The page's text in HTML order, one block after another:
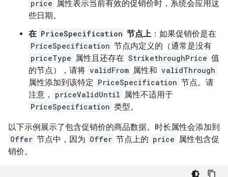
price 属性表示当前有效的促销价时，系统会应用这
些日期。
在 PriceSpecification 节点上 ：如果促销价是在
PriceSpecification 节点内定义的（通常是没有
priceType 属性且还存在 StrikethroughPrice 值
的节点），请将 validFrom 属性和 validThrough
属性添加到该特定 PriceSpecification 节点。请
注意，
priceValidUntil 属性不适用于
PriceSpecification 类型。
以下示例展示了包含促销价的商品数据。时长属性会添加到
Offer 节点中，因为 Offer 节点上的 price 属性包含促
销价。